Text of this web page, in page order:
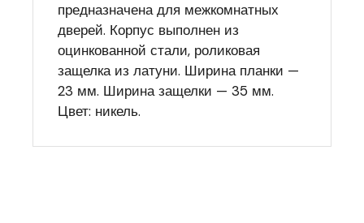
предназначена для межкомнатных
дверей. Корпус выполнен из
оцинкованной стали, роликовая
защелка из латуни. Ширина планки —
23 мм. Ширина защелки — 35 мм.
Цвет: никель.